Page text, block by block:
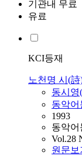
기관내 무료
유료
KCI등재
노천명 시(
동시영(
동악어
1993
동악어
Vol.28
원문보